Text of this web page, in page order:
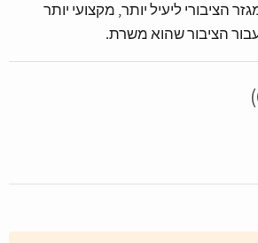
הציבורי ליעיל יותר, מקצועי יותר
הציבור שהוא משרת.